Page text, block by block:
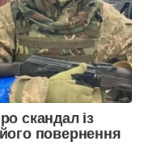
скандал із
повернення